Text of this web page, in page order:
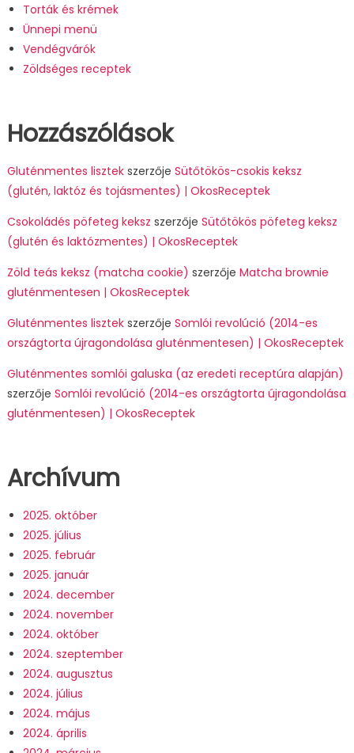
Torták és krémek
Ünnepi menü
Vendégvárók
Zöldséges receptek
Hozzászólások
Gluténmentes lisztekszerzője Sütőtökös-csokis keksz
(glutén, laktóz és tojásmentes) | OkosReceptek
Csokoládés pöfeteg keksz szerzője Sütőtökös pöfeteg keksz
(glutén és laktózmentes) | OkosReceptek
Zöld teás keksz (matcha cookie) szerzője Matcha brownie
gluténmentesen | OkosReceptek
Gluténmentes lisztekszerzője Somlói revolúció (2014-es
országtorta újragondolása gluténmentesen) | OkosReceptek
Gluténmentes somlói galuska (az eredeti receptúra alapján)
szerzője Somlói revolúció (2014-es országtorta újragondolása
gluténmentesen) | OkosReceptek
Archívum
2025. október
2025. július
2025. február
2025. január
2024. december
2024. november
2024. október
2024. szeptember
2024. augusztus
2024. július
2024. május
2024. április